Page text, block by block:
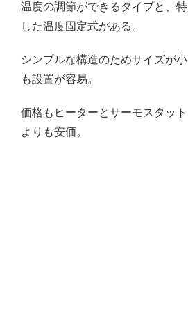
温度の調節ができるタイプと、
した温度固定式がある。
シンプルな構造のためサイズが
も設置が容易。
価格もヒーターとサーモスタッ
よりも安価。